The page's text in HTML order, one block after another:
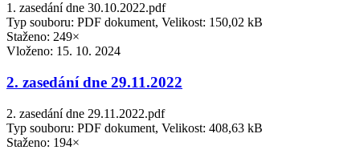
1. zasedání dne 30.10.2022.pdf
Typ souboru: PDF dokument, Velikost: 150,02 kB
Staženo: 249×
Vloženo: 15. 10. 2024
2. zasedání dne 29.11.2022
2. zasedání dne 29.11.2022.pdf
Typ souboru: PDF dokument, Velikost: 408,63 kB
Staženo: 194×